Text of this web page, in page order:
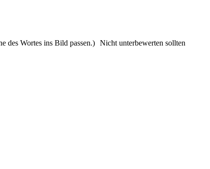
des Wortes ins Bild passen.) Nicht unterbewerten sollten